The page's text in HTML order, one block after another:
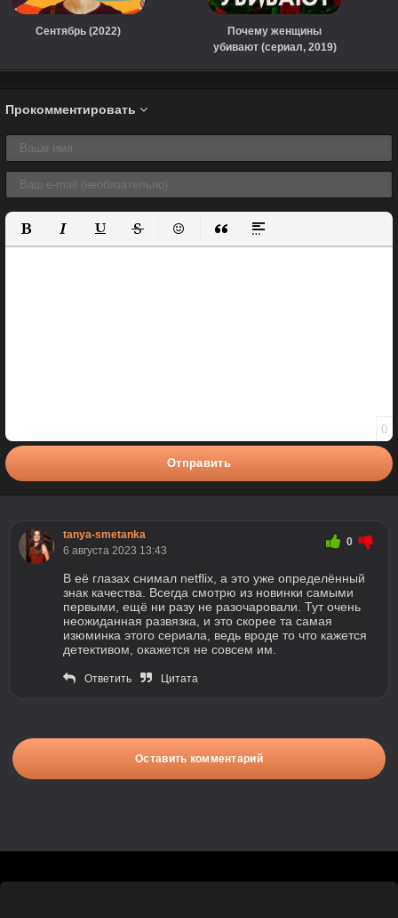
Сентябрь (2022)
Почему женщины
убивают (сериал, 2019)
Прокомментировать
Полужирный
КурсивПодчеркнутый
ЗачеркнутыйВставить смайлик
Вставка цитаты
Вставка спойлера
0
Отправить
tanya-smetanka
6 августа 2023 13:43
0
В её глазах снимал netflix, а это уже определённый
знак качества. Всегда смотрю из новинки самыми
первыми, ещё ни разу не разочаровали. Тут очень
неожиданная развязка, и это скорее та самая
изюминка этого сериала, ведь вроде то что кажется
детективом, окажется не совсем им.
Ответить Цитата
Оставить комментарий